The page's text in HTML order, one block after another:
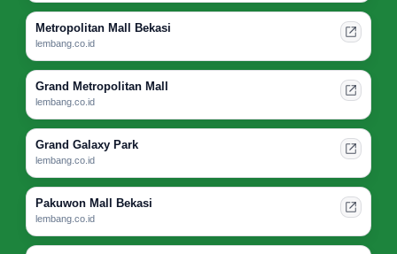
Metropolitan Mall Bekasi
lembang.co.id
Grand Metropolitan Mall
lembang.co.id
Grand Galaxy Park
lembang.co.id
Pakuwon Mall Bekasi
lembang.co.id